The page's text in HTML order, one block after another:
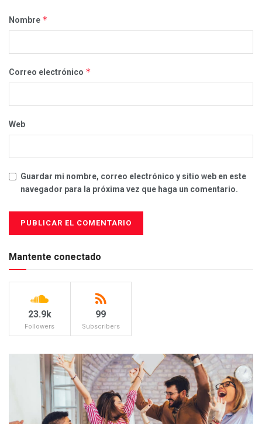
Nombre *
Correo electrónico *
Web
Guardar mi nombre, correo electrónico y sitio web en este
navegador para la próxima vez que haga un comentario.
Mantente conectado
23.9k
Followers
99
Subscribers